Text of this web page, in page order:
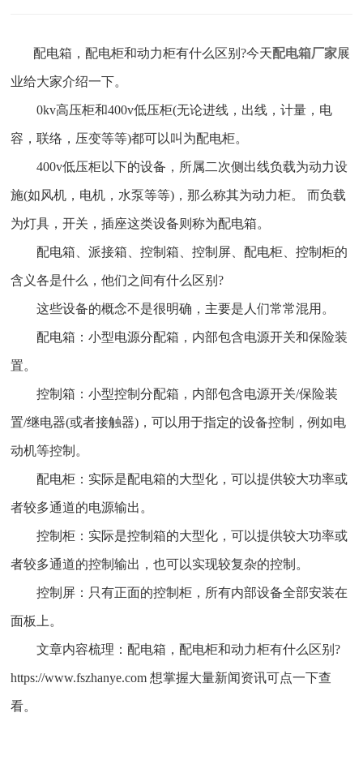
配电箱，配电柜和动力柜有什么区别?今天配电箱厂家展
业给大家介绍一下。
0kv高压柜和400v低压柜(无论进线，出线，计量，电
容，联络，压变等等)都可以叫为配电柜。
400v低压柜以下的设备，所属二次侧出线负载为动力设
施(如风机，电机，水泵等等)，那么称其为动力柜。 而负载
为灯具，开关，插座这类设备则称为配电箱。
配电箱、派接箱、控制箱、控制屏、配电柜、控制柜的
含义各是什么，他们之间有什么区别?
这些设备的概念不是很明确，主要是人们常常混用。
配电箱：小型电源分配箱，内部包含电源开关和保险装
置。
控制箱：小型控制分配箱，内部包含电源开关/保险装
置/继电器(或者接触器)，可以用于指定的设备控制，例如电
动机等控制。
配电柜：实际是配电箱的大型化，可以提供较大功率或
者较多通道的电源输出。
控制柜：实际是控制箱的大型化，可以提供较大功率或
者较多通道的控制输出，也可以实现较复杂的控制。
控制屏：只有正面的控制柜，所有内部设备全部安装在
面板上。
文章内容梳理：配电箱，配电柜和动力柜有什么区别?
https://www.fszhanye.com 想掌握大量新闻资讯可点一下查
看。